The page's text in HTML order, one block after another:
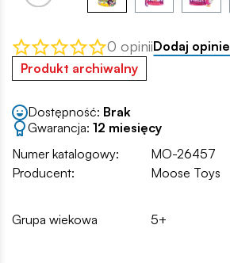
0 opiniiDodaj opinie
Produkt archiwalny
Dostępność: Brak
Gwarancja: 12 miesięcy
Numer katalogowy:
MO-26457
Producent:
Moose Toys
Grupa wiekowa 5+